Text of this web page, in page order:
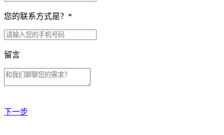
您的联系方式是？ *
留言
下一步